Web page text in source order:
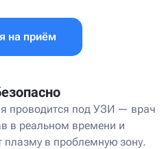
на приём
проводится под УЗИ — врач
в реальном времени и
плазму в проблемную зону.